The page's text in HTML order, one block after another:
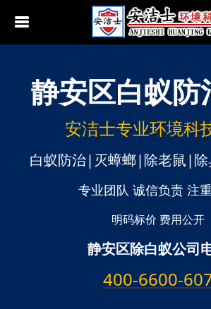
行业动态
南京白蚁防治
江阴白蚁防治
静安区白蚁防
安洁士专业环境科
白蚁防治|灭蟑螂|除老鼠|
专业团队 诚信负责 注
明码标价 费用公开
静安区除白蚁公司
400-6600-